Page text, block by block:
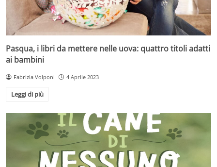
Pasqua, i libri da mettere nelle uova: quattro titoli adatti
ai bambini
Fabrizia Volponi 4 Aprile 2023
Leggi di più